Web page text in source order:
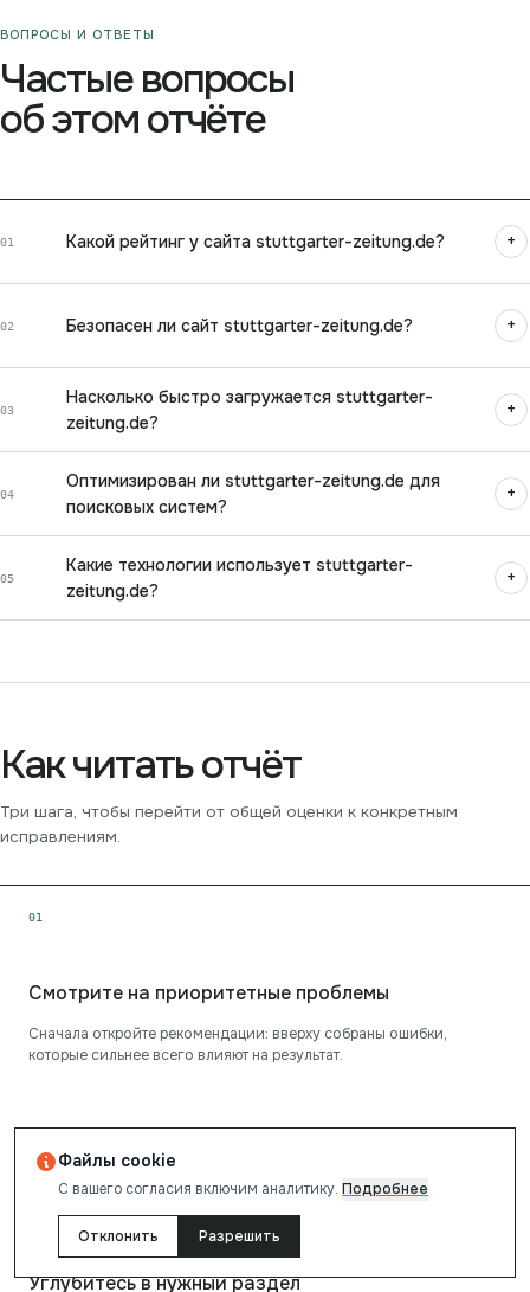
ВОПРОСЫ И ОТВЕТЫ
Частые вопросы
об этом отчёте
01 Какой рейтинг у сайта stuttgarter-zeitung.de? +
02 Безопасен ли сайт stuttgarter-zeitung.de? +
03
Насколько быстро загружается stuttgarter-
zeitung.de?
+
04
Оптимизирован ли stuttgarter-zeitung.de для
поисковых систем?
+
05
Какие технологии использует stuttgarter-
zeitung.de?
+
Как читать отчёт
Три шага, чтобы перейти от общей оценки к конкретным
исправлениям.
01
Смотрите на приоритетные проблемы
Сначала откройте рекомендации: вверху собраны ошибки,
которые сильнее всего влияют на результат.
Углубитесь в нужный раздел
Файлы cookie
С вашего согласия включим аналитику. Подробнее
Отклонить Разрешить